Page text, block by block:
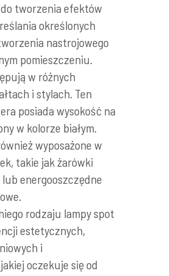
tworzenia efektów
określonych
nastrojowego
pomieszczeniu.
w różnych
i stylach. Ten
posiada wysokość na
w kolorze białym.
wyposażone w
takie jak żarówki
lub energooszczędne
rodzaju lampy spot
estetycznych,
i
oczekuje się od